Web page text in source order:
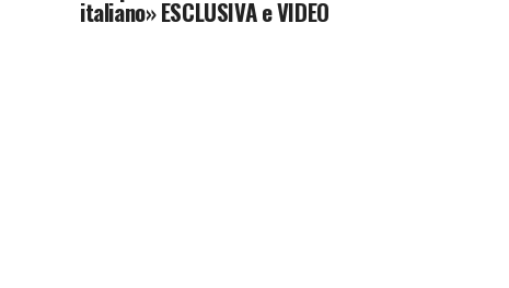
italiano» ESCLUSIVA e VIDEO